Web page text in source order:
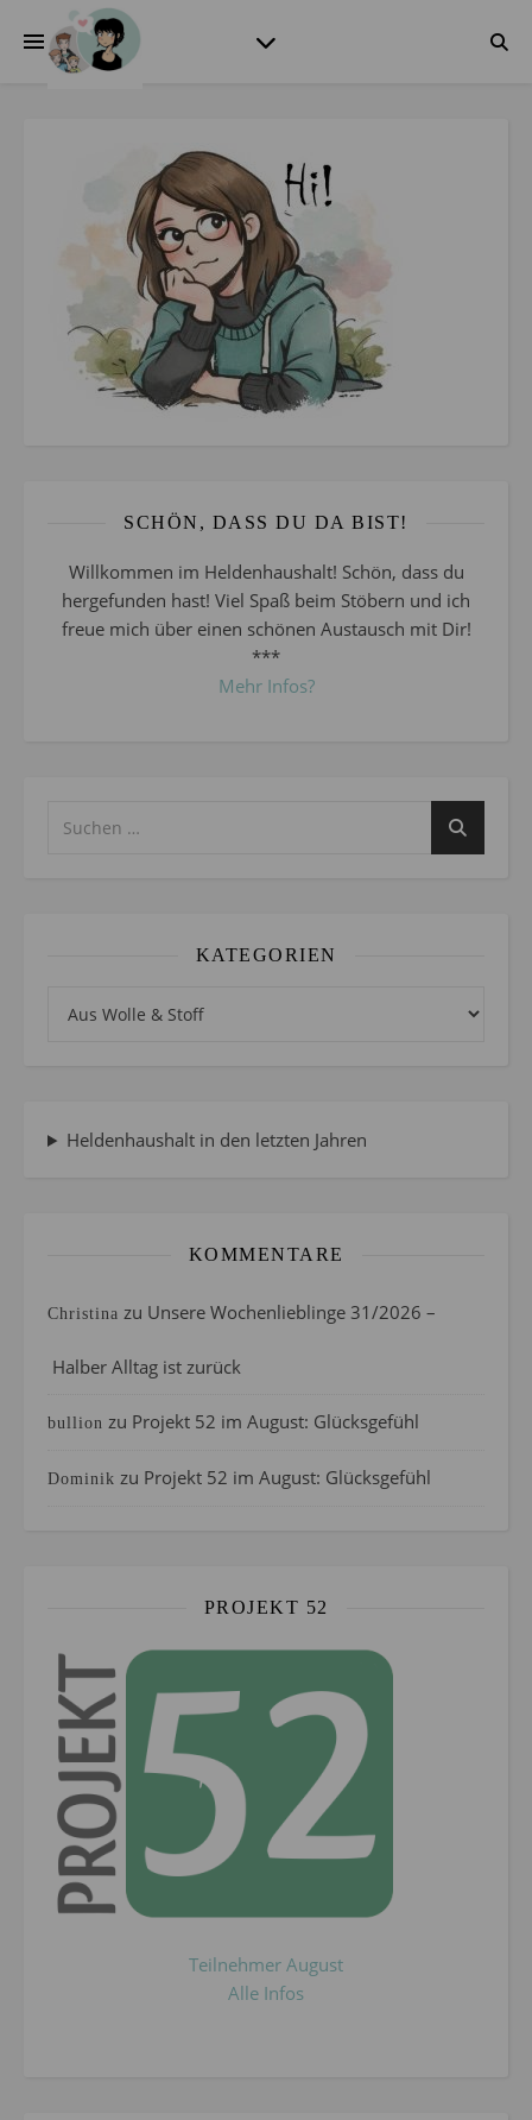
SCHÖN, DASS DU DA BIST!
Willkommen im Heldenhaushalt! Schön, dass du
hergefunden hast! Viel Spaß beim Stöbern und ich
freue mich über einen schönen Austausch mit Dir!
***
Mehr Infos?
KATEGORIEN
Heldenhaushalt in den letzten Jahren
KOMMENTARE
Christina zu Unsere Wochenlieblinge 31/2026 –
Halber Alltag ist zurück
bullion zu Projekt 52 im August: Glücksgefühl
Dominik zu Projekt 52 im August: Glücksgefühl
PROJEKT 52
Teilnehmer August
Alle Infos